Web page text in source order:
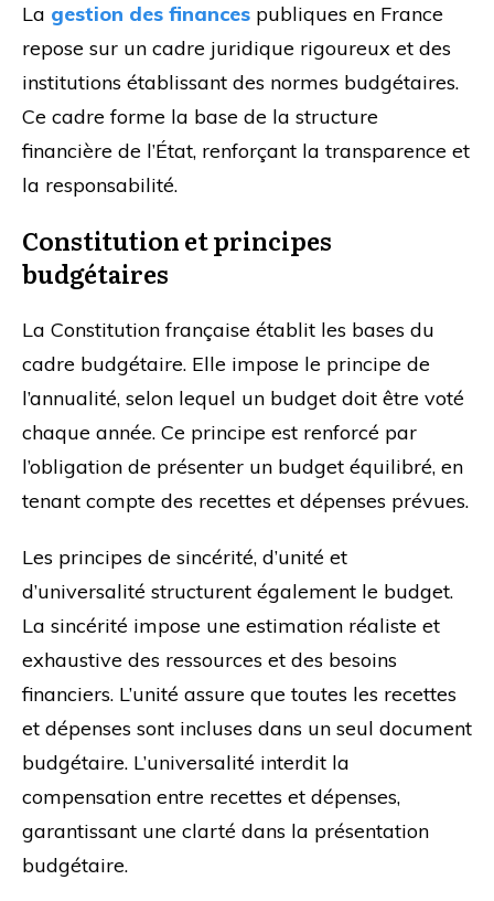
La gestion des finances publiques en France
repose sur un cadre juridique rigoureux et des
institutions établissant des normes budgétaires.
Ce cadre forme la base de la structure
financière de l’État, renforçant la transparence et
la responsabilité.
Constitution et principes
budgétaires
La Constitution française établit les bases du
cadre budgétaire. Elle impose le principe de
l’annualité, selon lequel un budget doit être voté
chaque année. Ce principe est renforcé par
l’obligation de présenter un budget équilibré, en
tenant compte des recettes et dépenses prévues.
Les principes de sincérité, d’unité et
d’universalité structurent également le budget.
La sincérité impose une estimation réaliste et
exhaustive des ressources et des besoins
financiers. L’unité assure que toutes les recettes
et dépenses sont incluses dans un seul document
budgétaire. L’universalité interdit la
compensation entre recettes et dépenses,
garantissant une clarté dans la présentation
budgétaire.